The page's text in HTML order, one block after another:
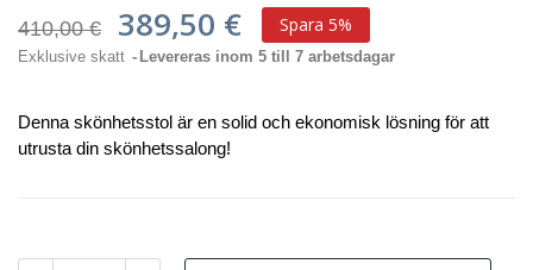
410,00 € 389,50 € Spara 5%
Exklusive skatt Levereras inom 5 till 7 arbetsdagar
Denna skönhetsstol är en solid och ekonomisk lösning för att
utrusta din skönhetssalong!